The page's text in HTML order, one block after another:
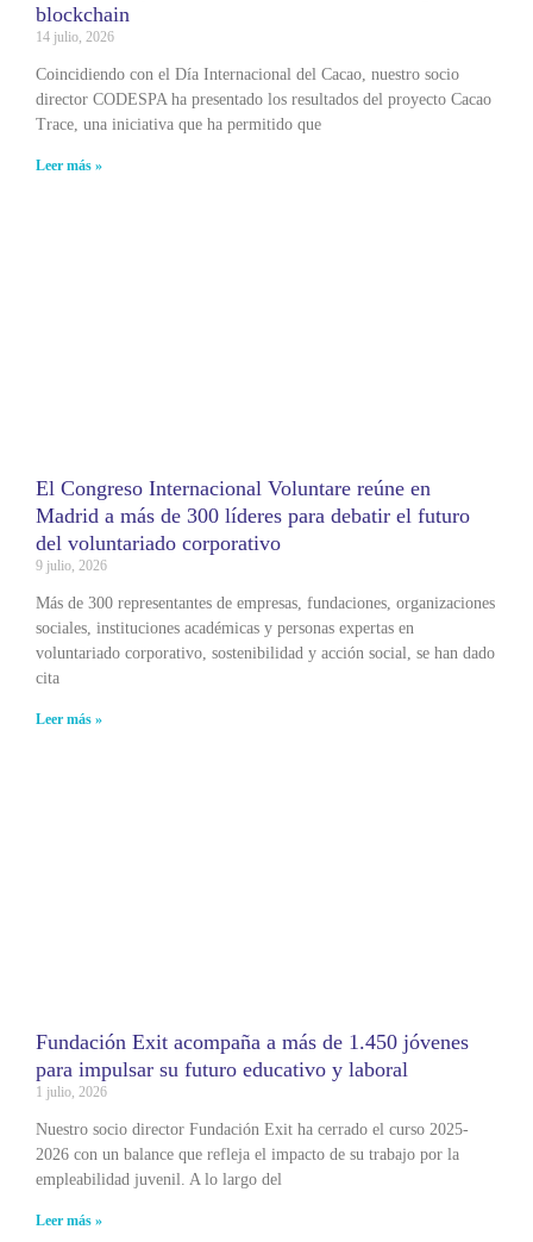
blockchain
14 julio, 2026
Coincidiendo con el Día Internacional del Cacao, nuestro socio
director CODESPA ha presentado los resultados del proyecto Cacao
Trace, una iniciativa que ha permitido que
Leer más »
El Congreso Internacional Voluntare reúne en
Madrid a más de 300 líderes para debatir el futuro
del voluntariado corporativo
9 julio, 2026
Más de 300 representantes de empresas, fundaciones, organizaciones
sociales, instituciones académicas y personas expertas en
voluntariado corporativo, sostenibilidad y acción social, se han dado
cita
Leer más »
Fundación Exit acompaña a más de 1.450 jóvenes
para impulsar su futuro educativo y laboral
1 julio, 2026
Nuestro socio director Fundación Exit ha cerrado el curso 2025-
2026 con un balance que refleja el impacto de su trabajo por la
empleabilidad juvenil. A lo largo del
Leer más »